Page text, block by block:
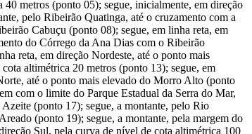
metros (ponto 05); segue, inicialmente, em direção
pelo Ribeirão Quatinga, até o cruzamento com a
Cabuçu (ponto 08); segue, em linha reta, em
do Córrego da Ana Dias com o Ribeirão
reta, em direção Nordeste, até o ponto mais
altimétrica 20 metros (ponto 13); segue, em
até o ponto mais elevado do Morro Alto (ponto
com o limite do Parque Estadual da Serra do Mar,
(ponto 17); segue, a montante, pelo Rio
(ponto 19); segue, a montante, pela margem do
Sul, pela curva de nível de cota altimétrica 100